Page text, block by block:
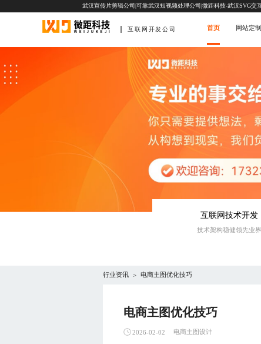
武汉宣传片剪辑公司|可靠武汉短视频处理公司|微距科技-武汉SVG
互联网开发公司 首页 网站定制
互联网技术开发
技术架构稳健领先业界
行业资讯 > 电商主图优化技巧
电商主图优化技巧
2026-02-02 电商主图设计